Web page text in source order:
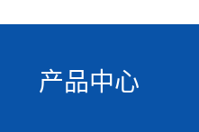
产品中心